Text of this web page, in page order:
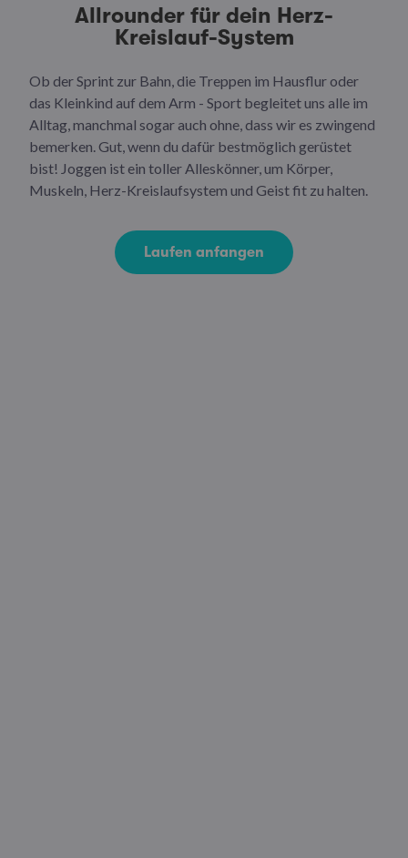
Allrounder für dein Herz-
Kreislauf-System
Ob der Sprint zur Bahn, die Treppen im Hausflur oder
das Kleinkind auf dem Arm - Sport begleitet uns alle im
Alltag, manchmal sogar auch ohne, dass wir es zwingend
bemerken. Gut, wenn du dafür bestmöglich gerüstet
bist! Joggen ist ein toller Alleskönner, um Körper,
Muskeln, Herz-Kreislaufsystem und Geist fit zu halten.
Laufen anfangen